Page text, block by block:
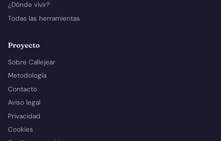
¿Dónde vivir?
Todas las herramientas
Proyecto
Sobre Callejear
Metodología
Contacto
Aviso legal
Privacidad
Cookies